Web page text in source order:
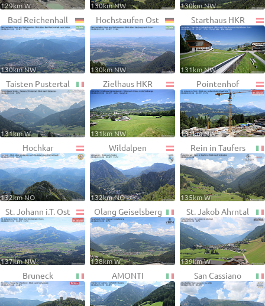
129km W 130km NW 130km NW
Bad Reichenhall
130km NW
Hochstaufen Ost
130km NW
Starthaus HKR
131km NW
Taisten Pustertal
131km W
Zielhaus HKR
131km NW
Pointenhof
131km NW
Hochkar
132km NO
Wildalpen
132km NO
Rein in Taufers
135km W
St. Johann i.T. Ost
137km NW
Olang Geiselsberg
138km W
St. Jakob Ahrntal
139km W
Bruneck AMONTI San Cassiano